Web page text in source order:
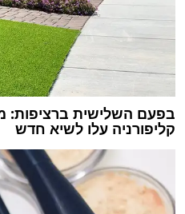
בפעם השלישית ברציפות:
קליפורניה עלו לשיא חדש